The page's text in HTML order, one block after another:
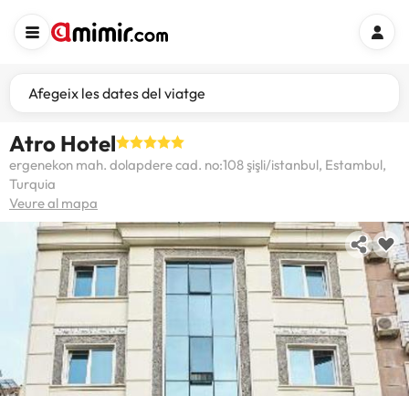
Afegeix les dates del viatge
Atro Hotel
ergenekon mah. dolapdere cad. no:108 şişli/istanbul, Estambul,
Turquia
Veure al mapa